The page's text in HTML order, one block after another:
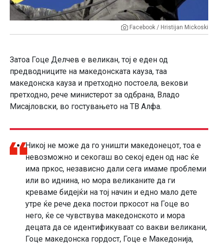
Facebook / Hristijan Mickoski
Затоа Гоце Делчев е великан, тој е еден од
предводниците на македонската кауза, таа
македонска кауза и претходно постоела, векови
претходно, рече министерот за одбрана, Владо
Мисајловски, во гостувањето на ТВ Алфа.
Никој не може да го уништи македонецот, тоа е
невозможно и секогаш во секој еден од нас ќе
има пркос, независно дали сега имаме проблеми
или во иднина, но мора великаните да ги
креваме бидејќи на тој начин и едно мало дете
утре ќе рече дека постои пркосот на Гоце во
него, ќе се чувствува македонското и мора
децата да се идентификуваат со вакви великани,
Гоце македонска гордост, Гоце е Македонија,